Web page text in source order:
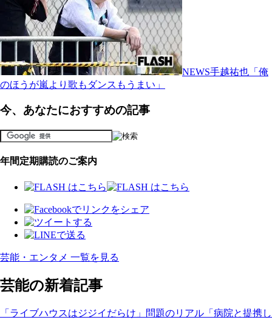
NEWS手越祐也「俺
のほうが嵐より歌もダンスもうまい」
今、あなたにおすすめの記事
年間定期購読のご案内
芸能・エンタメ 一覧を見る
芸能の新着記事
「ライブハウスはジジイだらけ」問題のリアル「病院と提携し